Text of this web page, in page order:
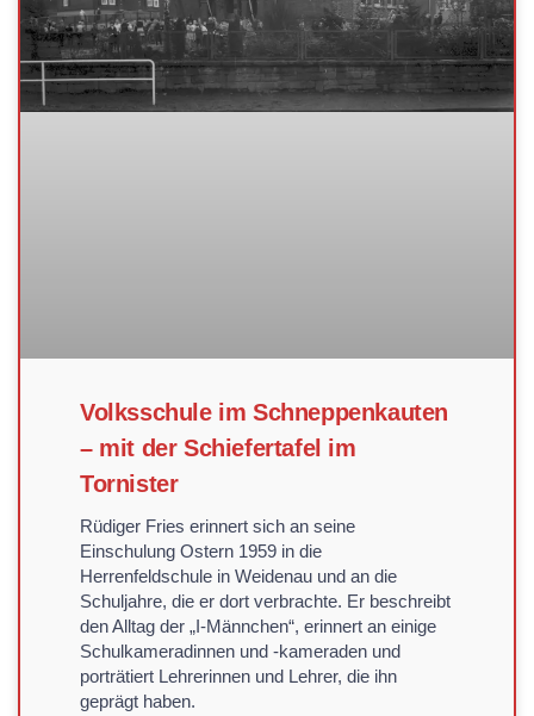
Volksschule im Schneppenkauten
– mit der Schiefertafel im
Tornister
Rüdiger Fries erinnert sich an seine
Einschulung Ostern 1959 in die
Herrenfeldschule in Weidenau und an die
Schuljahre, die er dort verbrachte. Er beschreibt
den Alltag der „I-Männchen“, erinnert an einige
Schulkameradinnen und -kameraden und
porträtiert Lehrerinnen und Lehrer, die ihn
geprägt haben.